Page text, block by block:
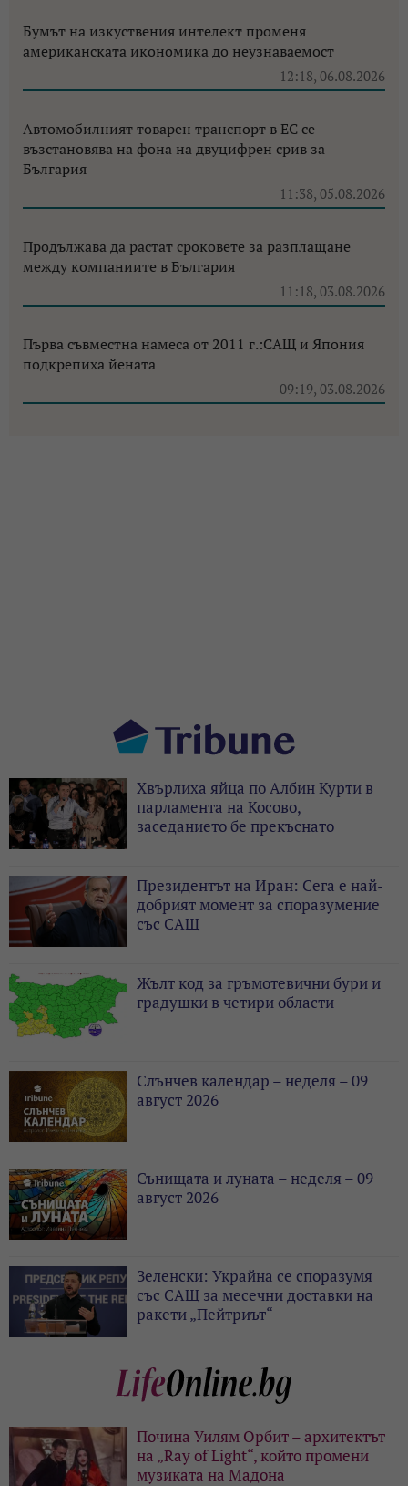
Бумът на изкуствения интелект променя
американската икономика до неузнаваемост
12:18, 06.08.2026
Автомобилният товарен транспорт в ЕС се
възстановява на фона на двуцифрен срив за
България
11:38, 05.08.2026
Продължава да растат сроковете за разплащане
между компаниите в България
11:18, 03.08.2026
Първа съвместна намеса от 2011 г.:САЩ и Япония
подкрепиха йената
09:19, 03.08.2026
Хвърлиха яйца по Албин Курти в
парламента на Косово,
заседанието бе прекъснато
Президентът на Иран: Сега е най-
добрият момент за споразумение
със САЩ
Жълт код за гръмотевични бури и
градушки в четири области
Слънчев календар – неделя – 09
август 2026
Сънищата и луната – неделя – 09
август 2026
Зеленски: Украйна се споразумя
със САЩ за месечни доставки на
ракети „Пейтриът“
Почина Уилям Орбит – архитектът
на „Ray of Light“, който промени
музиката на Мадона